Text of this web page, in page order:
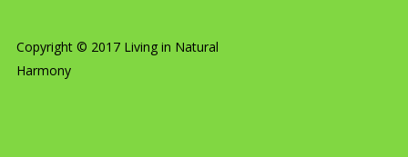
Copyright © 2017 Living in Natural
Harmony